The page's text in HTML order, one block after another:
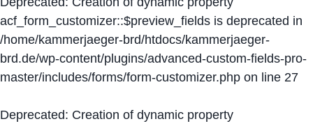
acf_form_customizer::$preview_fields is deprecated in
/home/kammerjaeger-brd/htdocs/kammerjaeger-
brd.de/wp-content/plugins/advanced-custom-fields-pro-
master/includes/forms/form-customizer.php on line 27
Deprecated: Creation of dynamic property